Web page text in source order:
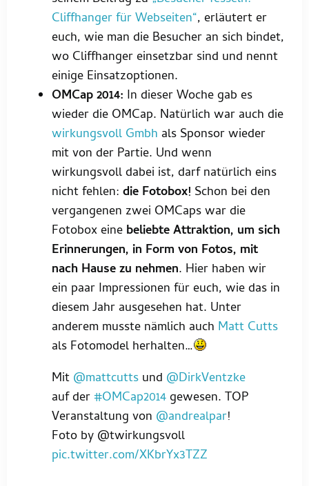
Cliffhanger für Webseiten“, erläutert er
euch, wie man die Besucher an sich bindet,
wo Cliffhanger einsetzbar sind und nennt
einige Einsatzoptionen.
OMCap 2014: In dieser Woche gab es
wieder die OMCap. Natürlich war auch die
wirkungsvoll Gmbh als Sponsor wieder
mit von der Partie. Und wenn
wirkungsvoll dabei ist, darf natürlich eins
nicht fehlen: die Fotobox! Schon bei den
vergangenen zwei OMCaps war die
Fotobox eine beliebte Attraktion, um sich
Erinnerungen, in Form von Fotos, mit
nach Hause zu nehmen. Hier haben wir
ein paar Impressionen für euch, wie das in
diesem Jahr ausgesehen hat. Unter
anderem musste nämlich auch Matt Cutts
als Fotomodel herhalten…
Mit @mattcutts und @DirkVentzke
auf der#OMCap2014gewesen. TOP
Veranstaltung von @andrealpar!
Foto by @twirkungsvoll
pic.twitter.com/XKbrYx3TZZ